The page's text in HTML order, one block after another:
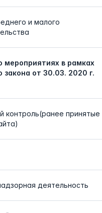
и малого
мероприятиях в рамках
закона от 30.03. 2020 г.
контроль(ранее принятые
деятельность